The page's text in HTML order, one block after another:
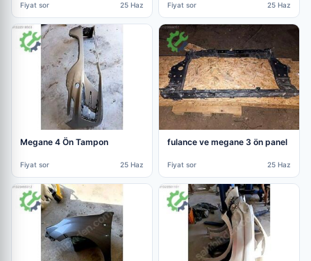
Fiyat sor 25 Haz Fiyat sor 25 Haz
Megane 4 Ön Tampon
Fiyat sor 25 Haz
fulance ve megane 3 ön panel
Fiyat sor 25 Haz